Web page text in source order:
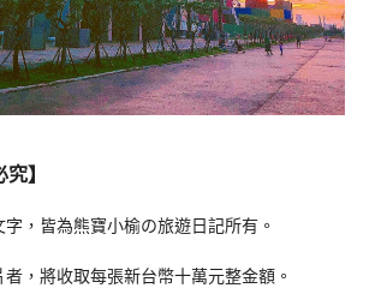
】
，皆為熊寶小榆の旅遊日記所有。
，將收取每張新台幣十萬元整金額。